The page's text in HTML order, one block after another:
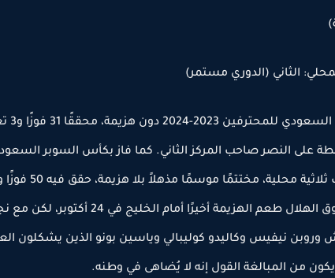
الثاني (الدوري مستمر)
أنهى
بفارق 14 نقطة على النصر صاحب المركز الثاني. كما فاز بكأس السوبر
دون أي هزيمة. وتذوق الهلال طعم الهزيمة أخيرًا أمام الخليج
وروبن نيفيس وكاليدو كوليبالي وياسين بونو الذين يشكلون
من المبالغة القول إنه لا يُضاهى في وطنه.